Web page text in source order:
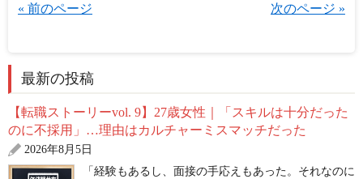
« 前のページ 次のページ »
最新の投稿
【転職ストーリーvol. 9】27歳女性｜「スキルは十分だった
のに不採用」…理由はカルチャーミスマッチだった
2026年8月5日
「経験もあるし、面接の手応えもあった。それなのに